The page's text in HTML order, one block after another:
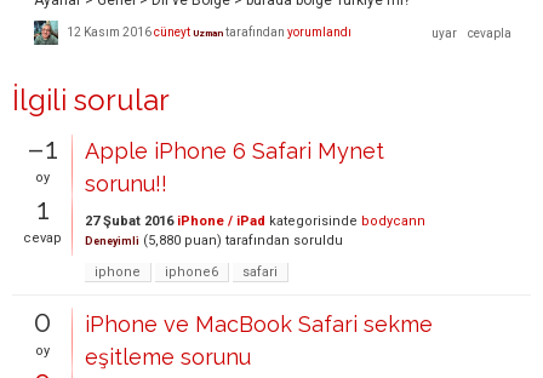
12 Kasım 2016cüneyt Uzman tarafından yorumlandı
İlgili sorular
–1
oy
1
cevap
Apple iPhone 6 Safari Mynet
sorunu!!
27 Şubat 2016 iPhone / iPad kategorisinde bodycann
Deneyimli (5,880 puan) tarafından soruldu
iphone
iphone6 safari
0
oy
iPhone ve MacBook Safari sekme
eşitleme sorunu